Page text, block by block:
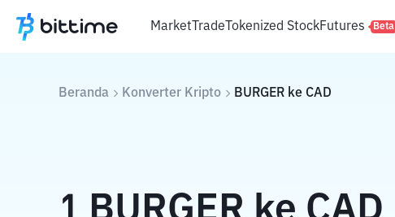
MarketTradeTokenized StockFutures Beta
Beranda Konverter Kripto BURGER ke CAD